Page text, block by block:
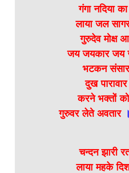
गंगा नदिया
लाया जल सागर
गुरुदेव मोक्ष
जय जयकार जय
भटकन
दुख
करने भक्तों को
गुरुवर लेते अवतार
चन्दन झारी
लाया महके